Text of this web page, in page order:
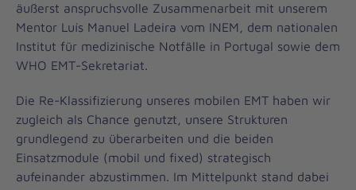
äußerst anspruchsvolle Zusammenarbeit mit unserem
Mentor Luís Manuel Ladeira vom INEM, dem nationalen
Institut für medizinische Notfälle in Portugal sowie dem
WHO EMT-Sekretariat.
Die Re-Klassifizierung unseres mobilen EMT haben wir
zugleich als Chance genutzt, unsere Strukturen
grundlegend zu überarbeiten und die beiden
Einsatzmodule (mobil und fixed) strategisch
aufeinander abzustimmen. Im Mittelpunkt stand dabei